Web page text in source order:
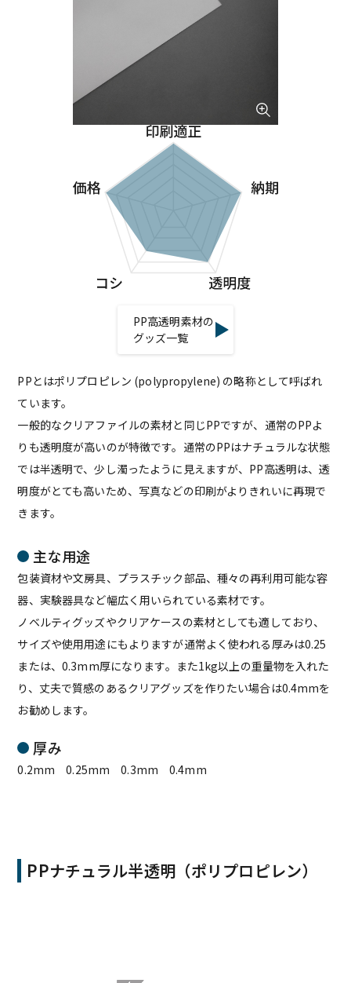
PP高透明素材の
グッズ一覧
PPとはポリプロピレン (polypropylene) の略称として呼ばれ
ています。
一般的なクリアファイルの素材と同じPPですが、通常のPPよ
りも透明度が高いのが特徴です。通常のPPはナチュラルな状態
では半透明で、少し濁ったように見えますが、PP高透明は、透
明度がとても高いため、写真などの印刷がよりきれいに再現で
きます。
主な用途
包装資材や文房具、プラスチック部品、種々の再利用可能な容
器、実験器具など幅広く用いられている素材です。
ノベルティグッズやクリアケースの素材としても適しており、
サイズや使用用途にもよりますが通常よく使われる厚みは0.25
または、0.3mm厚になります。また1kg以上の重量物を入れた
り、丈夫で質感のあるクリアグッズを作りたい場合は0.4mmを
お勧めします。
厚み
0.2mm 0.25mm 0.3mm 0.4mm
PPナチュラル半透明（ポリプロピレン）